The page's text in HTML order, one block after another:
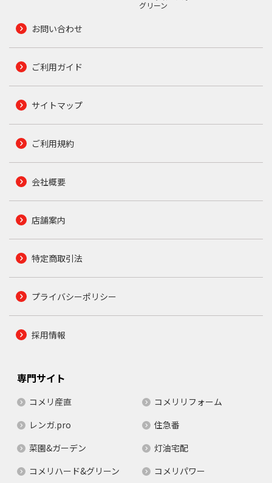
グリーン
お問い合わせ
ご利用ガイド
サイトマップ
ご利用規約
会社概要
店舗案内
特定商取引法
プライバシーポリシー
採用情報
専門サイト
コメリ産直
コメリリフォーム
レンガ.pro
住急番
菜園&ガーデン
灯油宅配
コメリハード&グリーン
コメリパワー